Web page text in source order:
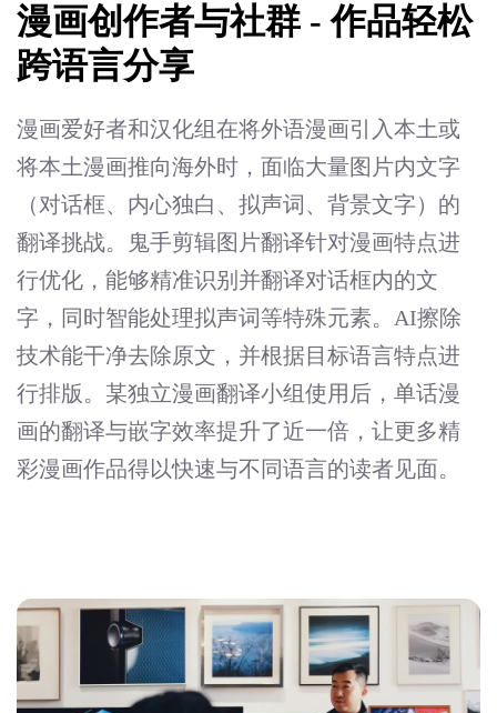
漫画创作者与社群 - 作品轻松
跨语言分享
漫画爱好者和汉化组在将外语漫画引入本土或
将本土漫画推向海外时，面临大量图片内文字
（对话框、内心独白、拟声词、背景文字）的
翻译挑战。鬼手剪辑图片翻译针对漫画特点进
行优化，能够精准识别并翻译对话框内的文
字，同时智能处理拟声词等特殊元素。AI擦除
技术能干净去除原文，并根据目标语言特点进
行排版。某独立漫画翻译小组使用后，单话漫
画的翻译与嵌字效率提升了近一倍，让更多精
彩漫画作品得以快速与不同语言的读者见面。